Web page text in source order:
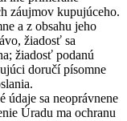
záujmov kupujúceho.
a z obsahu jeho
žiadosť sa
žiadosť podanú
doručí písomne
údaje sa neoprávnene
Úradu ma ochranu